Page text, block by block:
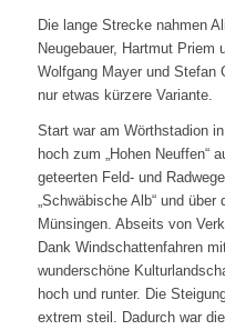
Die lange Strecke nahmen
Neugebauer, Hartmut
Wolfgang Mayer und Stefan
nur etwas kürzere Variante.
Start war am Wörthstadion
hoch zum „Hohen Neuffen“
geteerten Feld- und
„Schwäbische Alb“ und
Münsingen. Abseits von
Dank Windschattenfahren
wunderschöne
hoch und runter. Die
extrem steil. Dadurch war